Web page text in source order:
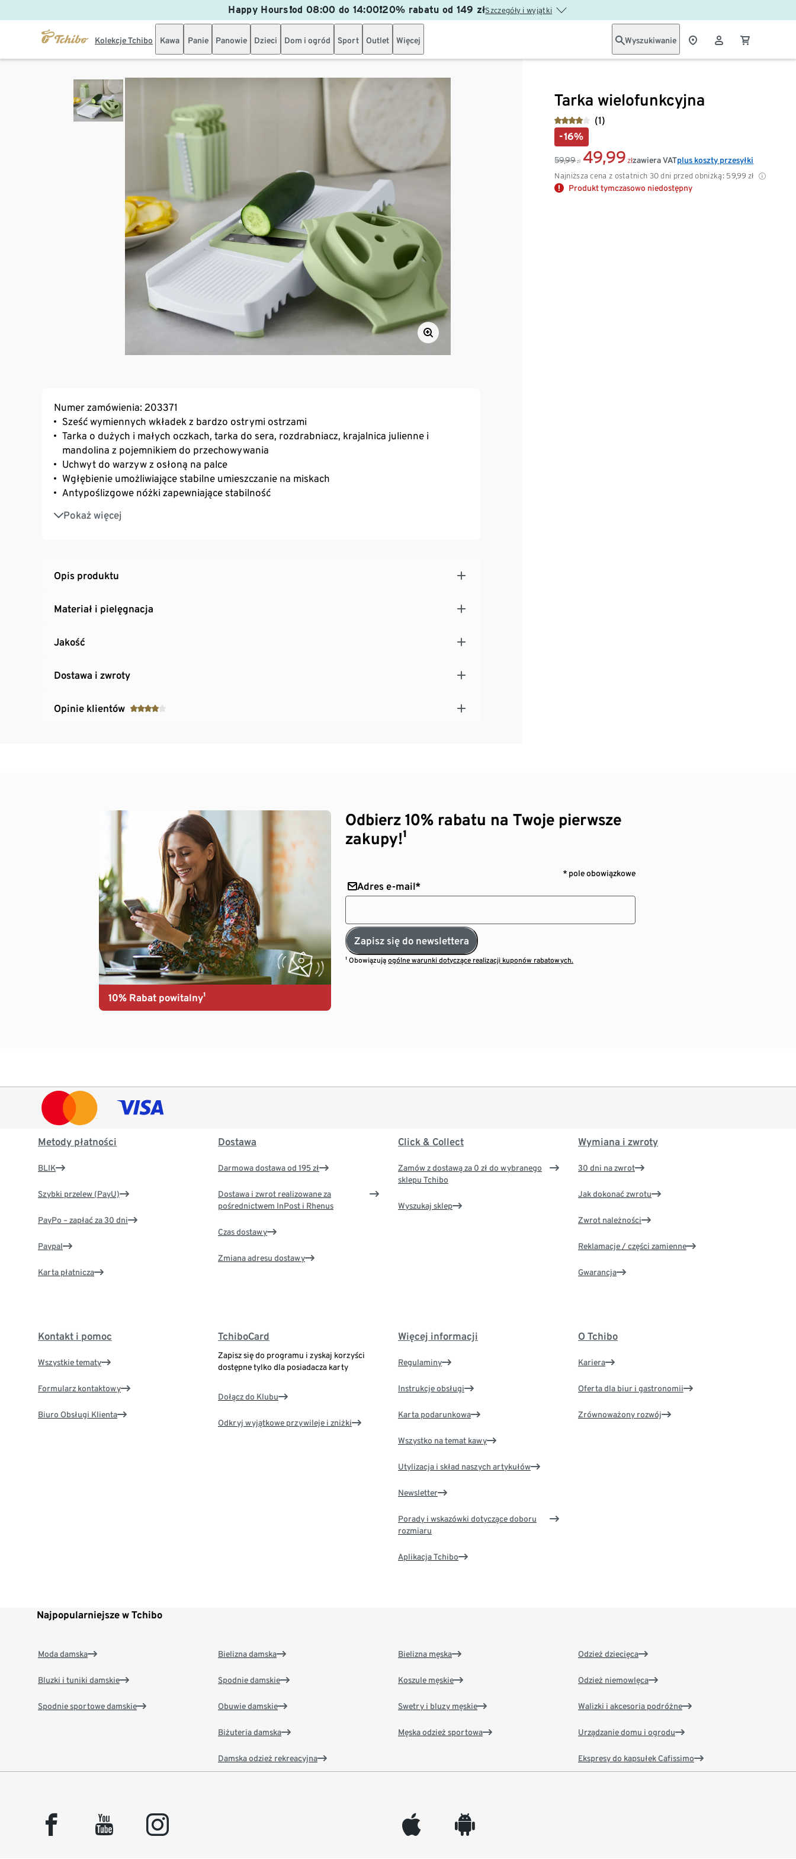
Happy Hours❗od 08:00 do 14:00❗20% rabatu od 149 złSzczegóły i wyjątki
Kolekcje Tchibo Kawa Panie Panowie Dzieci Dom i ogród Sport Outlet Więcej Wyszukiwanie
Tarka wielofunkcyjna
(1)
-16%
59,99 zł 49,99 zł
Najniższa cena z ostatnich 30 dni przed obniżką: 59,99 zł
zawiera VATplus koszty przesyłki
Produkt tymczasowo niedostępny
Numer zamówienia: 203371
Sześć wymiennych wkładek z bardzo ostrymi ostrzami
Tarka o dużych i małych oczkach, tarka do sera, rozdrabniacz, krajalnica julienne i
mandolina z pojemnikiem do przechowywania
Uchwyt do warzyw z osłoną na palce
Wgłębienie umożliwiające stabilne umieszczanie na miskach
Antypoślizgowe nóżki zapewniające stabilność
Pokaż więcej
Nadaje się do mycia w zmywarce
Składana – zajmuje niewiele miejsca
Opis produktu
Materiał i pielęgnacja
Jakość
Dostawa i zwroty
Opinie klientów
10% Rabat powitalny¹
Odbierz 10% rabatu na Twoje pierwsze
zakupy!¹
* pole obowiązkowe
Adres e-mail*
Zapisz się do newslettera
¹ Obowiązująogólne warunki dotyczące realizacji kuponów rabatowych.
Metody płatności
BLIK
Szybki przelew (PayU)
PayPo – zapłać za 30 dni
Paypal
Karta płatnicza
Dostawa
Darmowa dostawa od 195 zł
Dostawa i zwrot realizowane za
pośrednictwem InPost i Rhenus
Czas dostawy
Zmiana adresu dostawy
Click & Collect
Zamów z dostawą za 0 zł do wybranego
sklepu Tchibo
Wyszukaj sklep
Wymiana i zwroty
30 dni na zwrot
Jak dokonać zwrotu
Zwrot należności
Reklamacje / części zamienne
Gwarancja
Kontakt i pomoc
Wszystkie tematy
Formularz kontaktowy
Biuro Obsługi Klienta
TchiboCard
Zapisz się do programu i zyskaj korzyści
dostępne tylko dla posiadacza karty
Dołącz do Klubu
Odkryj wyjątkowe przywileje i zniżki
Więcej informacji
Regulaminy
Instrukcje obsługi
Karta podarunkowa
Wszystko na temat kawy
Utylizacja i skład naszych artykułów
Newsletter
Porady i wskazówki dotyczące doboru
rozmiaru
Aplikacja Tchibo
O Tchibo
Kariera
Oferta dla biur i gastronomii
Zrównoważony rozwój
Najpopularniejsze w Tchibo
Moda damska
Bluzki i tuniki damskie
Spodnie sportowe damskie
Bielizna damska
Spodnie damskie
Obuwie damskie
Biżuteria damska
Damska odzież rekreacyjna
Bielizna męska
Koszule męskie
Swetry i bluzy męskie
Męska odzież sportowa
Odzież dziecięca
Odzież niemowlęca
Walizki i akcesoria podróżne
Urządzanie domu i ogrodu
Ekspresy do kapsułek Cafissimo
facebook youtube instagram appleinc android